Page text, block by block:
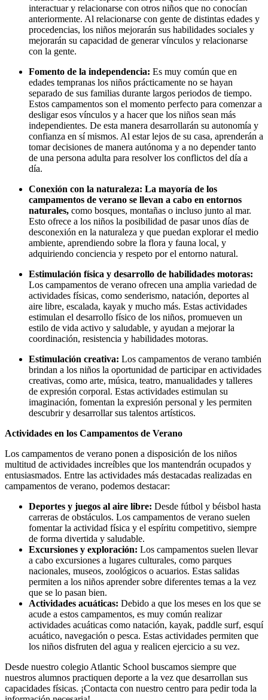
interactuar y relacionarse con otros niños que no conocían
anteriormente. Al relacionarse con gente de distintas edades y
procedencias, los niños mejorarán sus habilidades sociales y
mejorarán su capacidad de generar vínculos y relacionarse
con la gente.
Fomento de la independencia: Es muy común que en
edades tempranas los niños prácticamente no se hayan
separado de sus familias durante largos periodos de tiempo.
Estos campamentos son el momento perfecto para comenzar a
desligar esos vínculos y a hacer que los niños sean más
independientes. De esta manera desarrollarán su autonomía y
confianza en sí mismos. Al estar lejos de su casa, aprenderán a
tomar decisiones de manera autónoma y a no depender tanto
de una persona adulta para resolver los conflictos del día a
día.
Conexión con la naturaleza: La mayoría de los
campamentos de verano se llevan a cabo en entornos
naturales, como bosques, montañas o incluso junto al mar.
Esto ofrece a los niños la posibilidad de pasar unos días de
desconexión en la naturaleza y que puedan explorar el medio
ambiente, aprendiendo sobre la flora y fauna local, y
adquiriendo conciencia y respeto por el entorno natural.
Estimulación física y desarrollo de habilidades motoras:
Los campamentos de verano ofrecen una amplia variedad de
actividades físicas, como senderismo, natación, deportes al
aire libre, escalada, kayak y mucho más. Estas actividades
estimulan el desarrollo físico de los niños, promueven un
estilo de vida activo y saludable, y ayudan a mejorar la
coordinación, resistencia y habilidades motoras.
Estimulación creativa: Los campamentos de verano también
brindan a los niños la oportunidad de participar en actividades
creativas, como arte, música, teatro, manualidades y talleres
de expresión corporal. Estas actividades estimulan su
imaginación, fomentan la expresión personal y les permiten
descubrir y desarrollar sus talentos artísticos.
Actividades en los Campamentos de Verano
Los campamentos de verano ponen a disposición de los niños
multitud de actividades increíbles que los mantendrán ocupados y
entusiasmados. Entre las actividades más destacadas realizadas en
campamentos de verano, podemos destacar:
Deportes y juegos al aire libre: Desde fútbol y béisbol hasta
carreras de obstáculos. Los campamentos de verano suelen
fomentar la actividad física y el espíritu competitivo, siempre
de forma divertida y saludable.
Excursiones y exploración: Los campamentos suelen llevar
a cabo excursiones a lugares culturales, como parques
nacionales, museos, zoológicos o acuarios. Estas salidas
permiten a los niños aprender sobre diferentes temas a la vez
que se lo pasan bien.
Actividades acuáticas: Debido a que los meses en los que se
acude a estos campamentos, es muy común realizar
actividades acuáticas como natación, kayak, paddle surf, esquí
acuático, navegación o pesca. Estas actividades permiten que
los niños disfruten del agua y realicen ejercicio a su vez.
Desde nuestro colegio Atlantic School buscamos siempre que
nuestros alumnos practiquen deporte a la vez que desarrollan sus
capacidades físicas. ¡Contacta con nuestro centro para pedir toda la